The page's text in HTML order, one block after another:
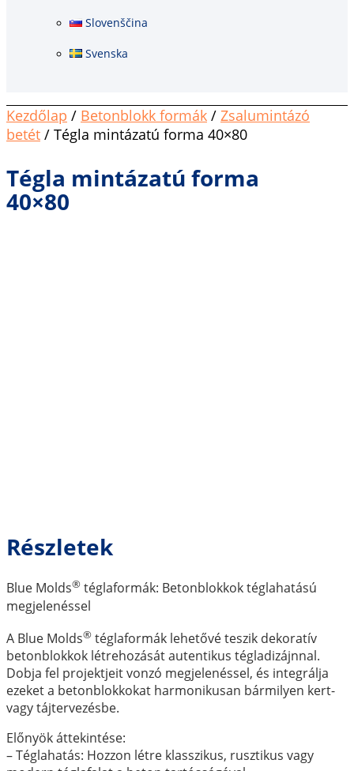
Slovenščina
Svenska
Kezdőlap / Betonblokk formák / Zsalumintázó
betét / Tégla mintázatú forma 40×80
Tégla mintázatú forma
40×80
Részletek
Blue Molds® téglaformák: Betonblokkok téglahatású
megjelenéssel
A Blue Molds® téglaformák lehetővé teszik dekoratív
betonblokkok létrehozását autentikus tégladizájnnal.
Dobja fel projektjeit vonzó megjelenéssel, és integrálja
ezeket a betonblokkokat harmonikusan bármilyen kert-
vagy tájtervezésbe.
Előnyök áttekintése:
– Téglahatás: Hozzon létre klasszikus, rusztikus vagy